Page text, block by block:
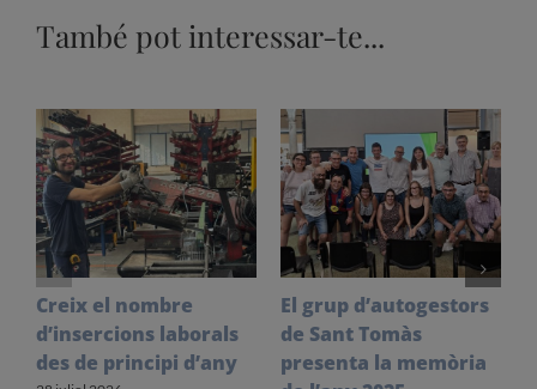
També pot interessar-te...
Creix el nombre
d’insercions laborals
des de principi d’any
El grup d’autogestors
de Sant Tomàs
presenta la memòria